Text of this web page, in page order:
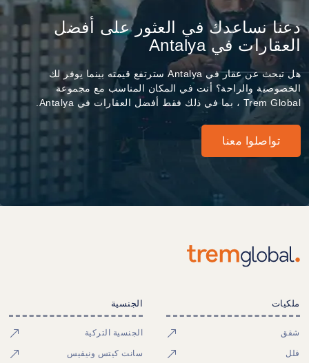
دعنا نساعدك في العثور على أفضل
العقارات في Antalya
هل تبحث عن عقار في Antalya سترتفع قيمته بينما يوفر لك
الخصوصية والراحة؟ أنت في المكان المناسب مع مجموعة
Trem Global ، بما في ذلك فقط أفضل العقارات في Antalya.
تواصلوا معنا
ملكيات
شقق
فلل
الجنسية
الجنسية التركية
سانت كيتس ونيفيس